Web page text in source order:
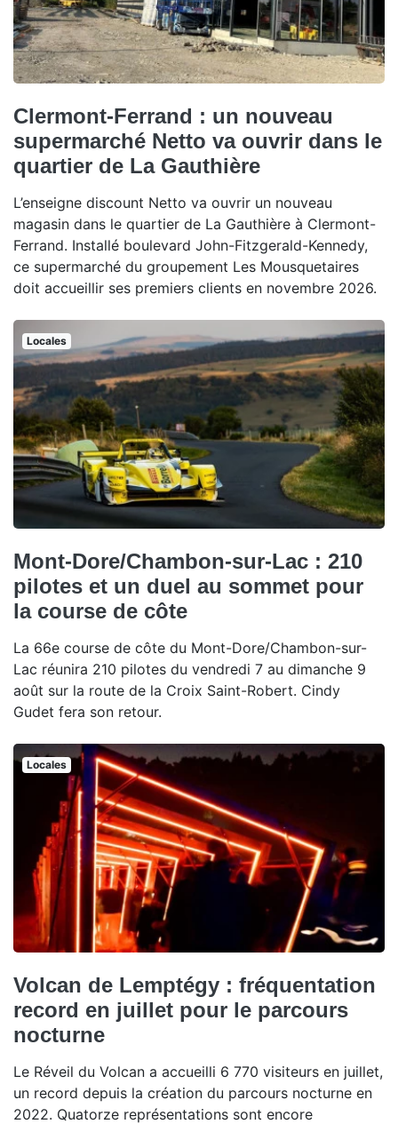
Clermont-Ferrand : un nouveau
supermarché Netto va ouvrir dans le
quartier de La Gauthière
L’enseigne discount Netto va ouvrir un nouveau
magasin dans le quartier de La Gauthière à Clermont-
Ferrand. Installé boulevard John-Fitzgerald-Kennedy,
ce supermarché du groupement Les Mousquetaires
doit accueillir ses premiers clients en novembre 2026.
Locales
Mont-Dore/Chambon-sur-Lac : 210
pilotes et un duel au sommet pour
la course de côte
La 66e course de côte du Mont-Dore/Chambon-sur-
Lac réunira 210 pilotes du vendredi 7 au dimanche 9
août sur la route de la Croix Saint-Robert. Cindy
Gudet fera son retour.
Locales
Volcan de Lemptégy : fréquentation
record en juillet pour le parcours
nocturne
Le Réveil du Volcan a accueilli 6 770 visiteurs en juillet,
un record depuis la création du parcours nocturne en
2022. Quatorze représentations sont encore